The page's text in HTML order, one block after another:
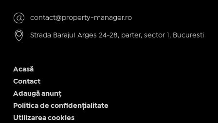
contact@property-manager.ro
Strada Barajul Arges 24-28, parter, sector 1, Bucuresti
Acasă
Contact
Adaugă anunț
Politica de confidențialitate
Utilizarea cookies